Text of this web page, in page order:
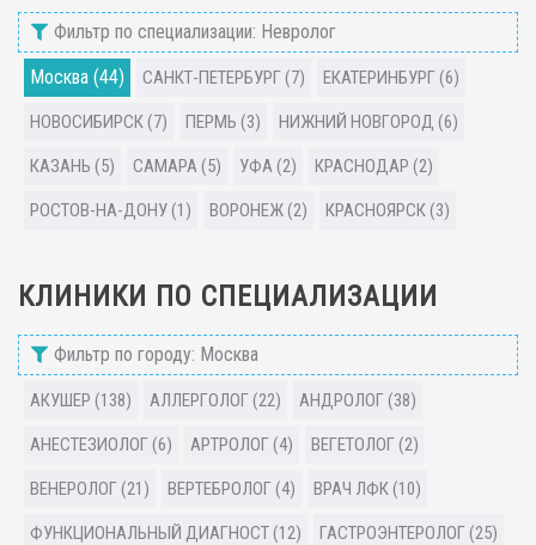
Фильтр по специализации: Невролог
Москва (44)
САНКТ-ПЕТЕРБУРГ (7) ЕКАТЕРИНБУРГ (6)
НОВОСИБИРСК (7) ПЕРМЬ (3) НИЖНИЙ НОВГОРОД (6)
КАЗАНЬ (5) САМАРА (5) УФА (2) КРАСНОДАР (2)
РОСТОВ-НА-ДОНУ (1) ВОРОНЕЖ (2) КРАСНОЯРСК (3)
КЛИНИКИ ПО СПЕЦИАЛИЗАЦИИ
Фильтр по городу: Москва
АКУШЕР (138) АЛЛЕРГОЛОГ (22) АНДРОЛОГ (38)
АНЕСТЕЗИОЛОГ (6) АРТРОЛОГ (4) ВЕГЕТОЛОГ (2)
ВЕНЕРОЛОГ (21) ВЕРТЕБРОЛОГ (4) ВРАЧ ЛФК (10)
ФУНКЦИОНАЛЬНЫЙ ДИАГНОСТ (12) ГАСТРОЭНТЕРОЛОГ (25)